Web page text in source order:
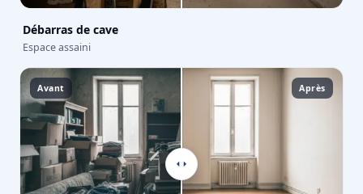
Débarras de cave
Espace assaini
Avant Après